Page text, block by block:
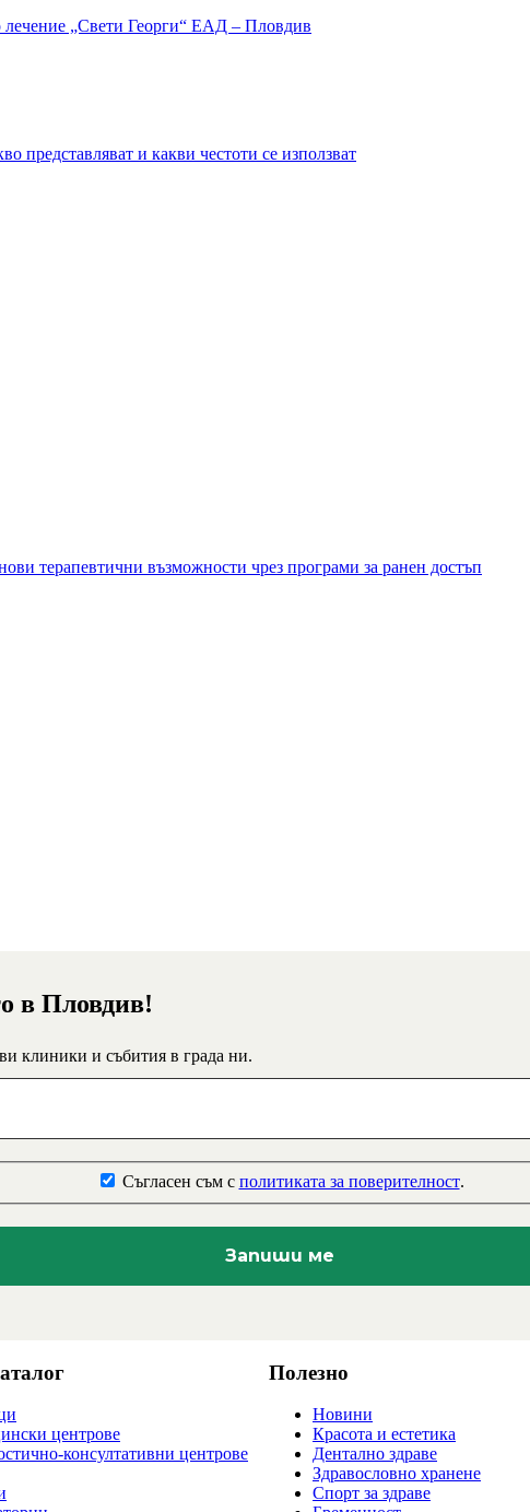
представляват и какви честоти се използват
терапевтични възможности чрез програми за ранен достъп
в Пловдив!
клиники и събития в града ни.
Съгласен съм с политиката за поверителност.
центрове
консултативни центрове
Полезно
Новини
Красота и естетика
Дентално здраве
Здравословно хранене
Спорт за здраве